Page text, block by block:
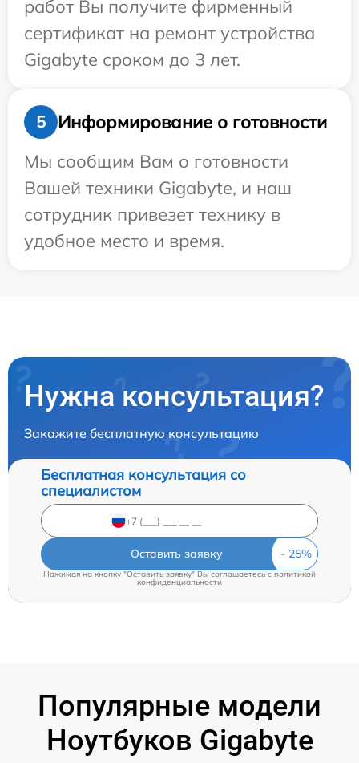
работ Вы получите фирменный
сертификат на ремонт устройства
Gigabyte сроком до 3 лет.
5
Информирование о готовности
Мы сообщим Вам о готовности
Вашей техники Gigabyte, и наш
сотрудник привезет технику в
удобное место и время.
Нужна консультация?
Закажите бесплатную консультацию
Бесплатная консультация со
специалистом
Оставить заявку
Нажимая на кнопку "Оставить заявку" Вы соглашаетесь c политикой
конфиденциальности
Популярные модели
Ноутбуков Gigabyte